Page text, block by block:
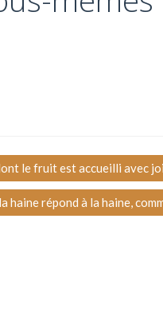
le fruit est accueilli avec
haine répond à la haine,